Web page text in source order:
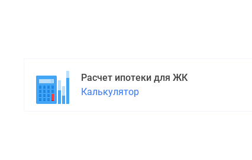
Расчет ипотеки для ЖК
Калькулятор